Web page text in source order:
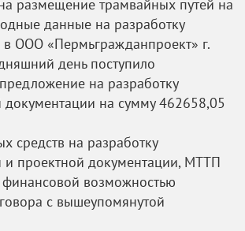
размещение трамвайных путей на
данные на разработку
в ООО «Пермьгражданпроект» г.
день поступило
на разработку
документации на сумму 462658,05
средств на разработку
и проектной документации, МТТП
финансовой возможностью
с вышеупомянутой